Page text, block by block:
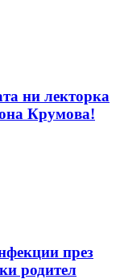
ни лекторка
Крумова!
през
родител